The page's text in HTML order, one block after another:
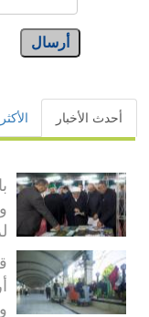
أرسال
أحدث الأخبار